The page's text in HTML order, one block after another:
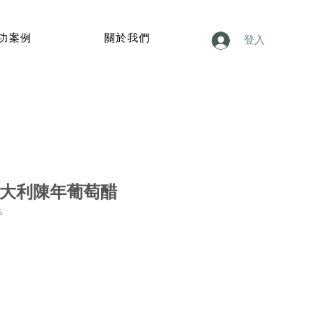
案例 關於我們 登入
利陳年葡萄醋